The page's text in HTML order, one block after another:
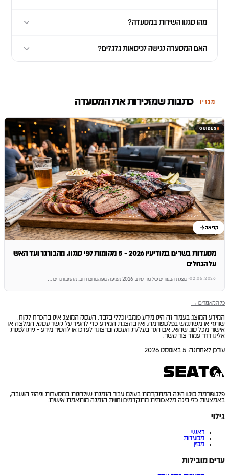
מהו סגנון השירות במסעדה?
האם המסעדה נגישה לכיסאות גלגלים?
מגזין כתבות שמזכירות את המסעדה
GUIDES
קריאה
מסעדות בשרים במודיעין 2026 - 5 מקומות לפי סגנון, מהבורגר ועד האש
על הגחלים
02.06.2026
· סצנת הבשרים של מודיעין ב-2026 מציעה ספקטרום רחב, מהמבורגרים …
כל המאמרים →
המידע המוצג בעמוד זה הינו מידע פומבי וכללי בלבד. העסק המוצג אינו בהכרח לקוח,
שותף או משתמש בפלטפורמה, ואין בהצגת המידע כדי להעיד על קשר עסקי, המלצה או
אישור מכל סוג שהוא. אם הנך בעל/ת העסק וברצונך לעדכן או להסיר מידע - ניתן לפנות
אלינו דרך עמוד צור קשר.
עודכן לאחרונה: 5 באוגוסט 2026
פלטפורמת סיטו הינה המתקדמת בעולם עבור הזמנת שולחנות במסעדות וניהול הושבה,
באמצעות כלי בינה מלאכותית מתקדמים וחווית הזמנה מותאמת אישית.
גילוי
ראשי
מסעדות
מגזין
ערים מובילות